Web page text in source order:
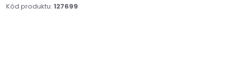
Kód produktu: 127699